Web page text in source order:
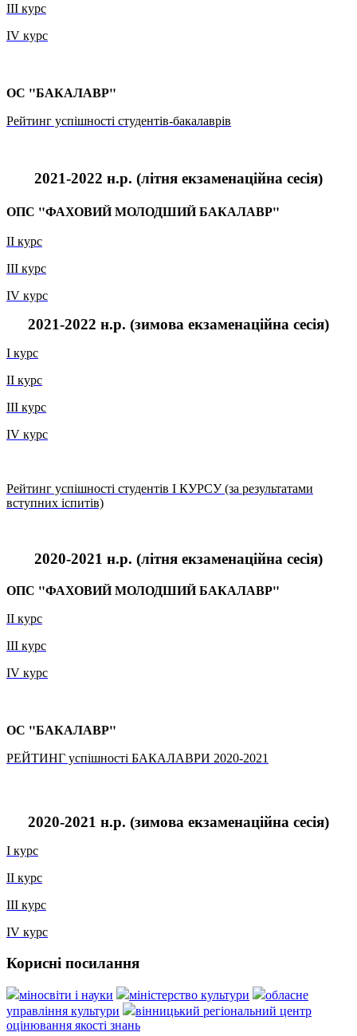
ІІІ курс
ІV курс
ОС "БАКАЛАВР"
Рейтинг успішності студентів-бакалаврів
2021-2022 н.р. (літня екзаменаційна сесія)
ОПС "ФАХОВИЙ МОЛОДШИЙ БАКАЛАВР"
ІІ курс
ІІІ курс
IV курс
2021-2022 н.р. (зимова екзаменаційна сесія)
І курс
ІІ курс
ІІІ курс
ІV курс
Рейтинг успішності студентів I КУРСУ (за результатами
вступних іспитів)
2020-2021 н.р. (літня екзаменаційна сесія)
ОПС "ФАХОВИЙ МОЛОДШИЙ БАКАЛАВР"
II курс
III курс
IV курс
ОС "БАКАЛАВР"
РЕЙТИНГ успішності БАКАЛАВРИ 2020-2021
2020-2021 н.р. (зимова екзаменаційна сесія)
І курс
ІІ курс
ІІІ курс
ІV курс
Корисні посилання
міносвіти і науки міністерство культури
обласне
управління культури
вінницький регіональний центр
оцінювання якості знань